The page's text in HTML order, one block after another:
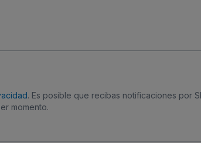
. Es posible que recibas notificaciones por
momento.